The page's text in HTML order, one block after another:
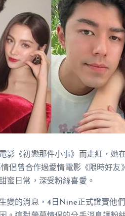
影《初戀那件小事》而走紅，她
侶曾合作過愛情電影《限時好
蜜日常，深受粉絲喜愛。
變的消息，4日Nine正式證實他